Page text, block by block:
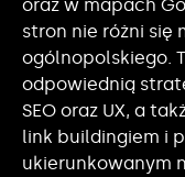
oraz w mapach
stron nie różni się
ogólnopolskiego.
odpowiednią
SEO oraz UX, a
link buildingiem i
ukierunkowanym